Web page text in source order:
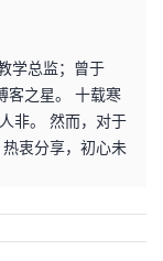
学总监；曾于
客之星。 十载寒
非。 然而，对于
衷分享，初心未